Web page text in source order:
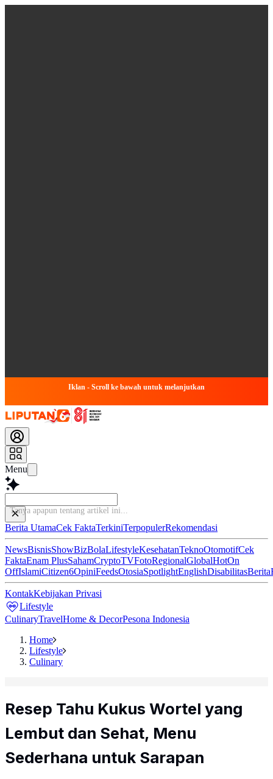
Iklan - Scroll ke bawah untuk melanjutkan
Menu
Ba
Berita UtamaCek FaktaTerkiniTerpopulerRekomendasi
NewsBisnisShowBizBolaLifestyleKesehatanTeknoOtomotifCek
FaktaEnam PlusSahamCryptoTVFotoRegionalGlobalHotOn
OffIslamiCitizen6OpiniFeedsOtosiaSpotlightEnglishDisabilitasBerita
KontakKebijakan Privasi
Lifestyle
CulinaryTravelHome & DecorPesona Indonesia
Home
Lifestyle
Culinary
Resep Tahu Kukus Wortel yang
Lembut dan Sehat, Menu
Sederhana untuk Sarapan